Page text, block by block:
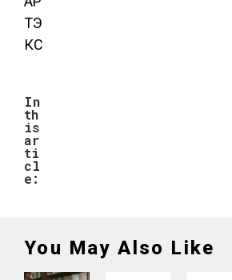
ТЭ
КС
In
th
is
ar
ti
cl
e:
You May Also Like